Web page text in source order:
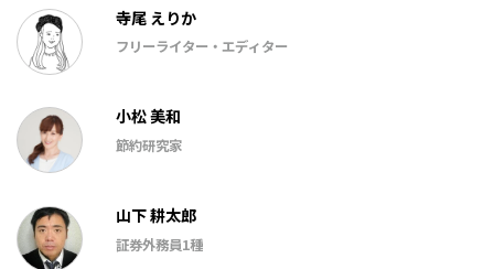
寺尾 えりか
フリーライター・エディター
小松 美和
節約研究家
山下 耕太郎
証券外務員1種